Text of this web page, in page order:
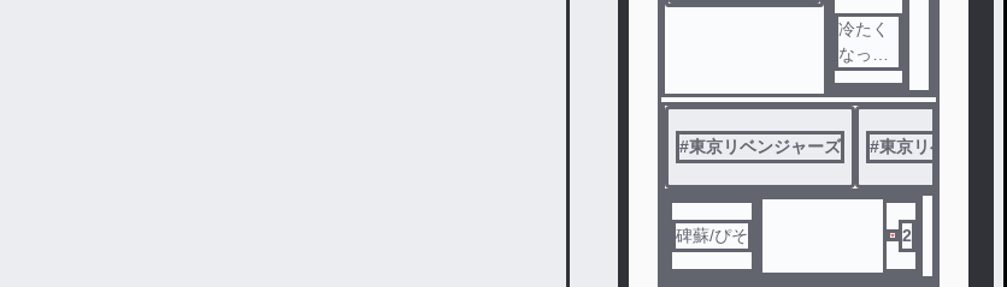
冷たく
なって
も愛し
てる
#東京リベンジャーズ #東京リベンジャ
碑蘇/ぴそ 2